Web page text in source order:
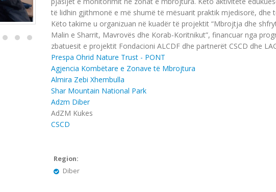
të lidhin gjithmonë e më shumë të mësuarit praktik mjedisorë, dhe
Këto takime u organizuan në kuadër të projektit “Mbrojtja dhe
Malin e Sharrit, Mavrovës dhe Korab-Koritnikut”, financuar nga
zbatuesit e projektit Fondacioni ALCDF dhe partnerët CSCD dhe
Prespa Ohrid Nature Trust - PONT
Agjencia Kombëtare e Zonave të Mbrojtura
Almira Zebi Xhembulla
Shar Mountain National Park
Adzm Diber
AdZM Kukes
CSCD
Region:
Diber